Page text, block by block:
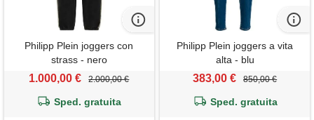
Philipp Plein joggers con
strass - nero
1.000,00 € 2.000,00 €
Sped. gratuita
Philipp Plein joggers a vita
alta - blu
383,00 € 850,00 €
Sped. gratuita